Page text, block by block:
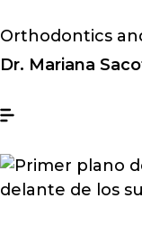
Orthodontics
Dr. Mariana